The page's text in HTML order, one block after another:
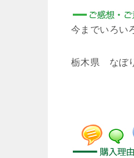
今までいろい
栃木県 なぼ